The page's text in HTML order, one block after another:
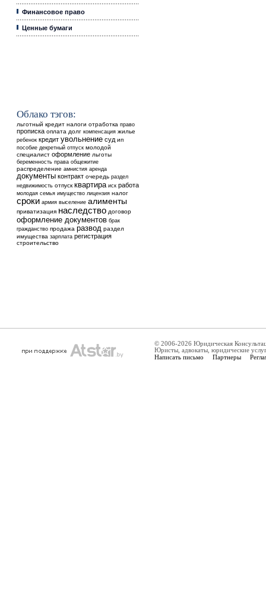
Финансовое право
Ценные бумаги
Облако тэгов:
льготный кредит налоги отработка право
прописка оплата долг компенсация жилье
ребенок кредит увольнение суд ип
пособие декретный отпуск молодой
специалист оформление льготы
беременность права общежитие
распределение амнистия аренда
документы контракт очередь раздел
недвижимость отпуск квартира иск работа
молодая семья имущество лицензия налог
сроки армия выселение алименты
приватизация наследство договор
оформление документов брак
гражданство продажа развод раздел
имущества зарплата регистрация
строительство
© 2006-2026 Юридическая
Юристы, адвокаты, юридические
Написать письмо Партнеры